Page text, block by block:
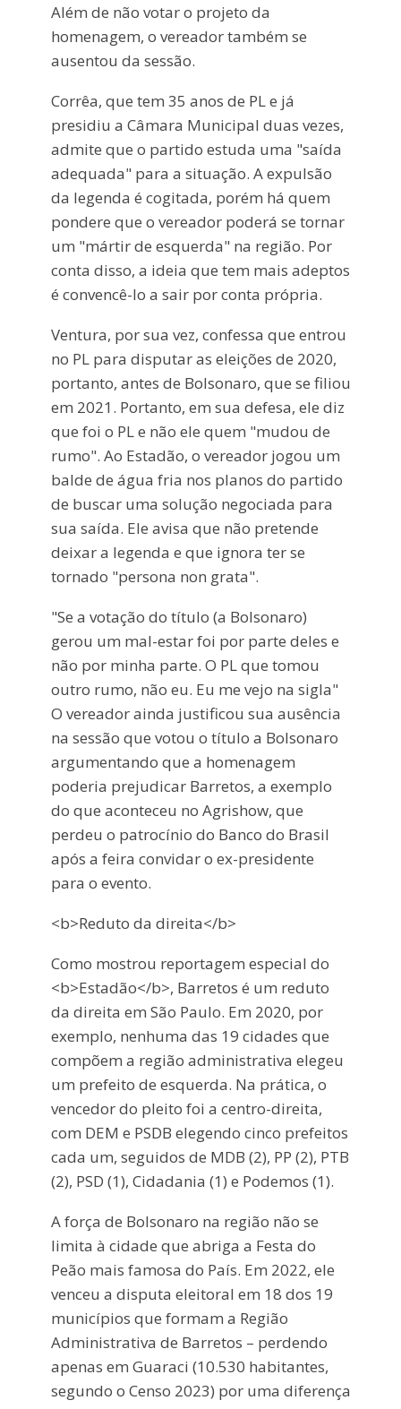
Além de não votar o projeto da
homenagem, o vereador também se
ausentou da sessão.
Corrêa, que tem 35 anos de PL e já
presidiu a Câmara Municipal duas vezes,
admite que o partido estuda uma "saída
adequada" para a situação. A expulsão
da legenda é cogitada, porém há quem
pondere que o vereador poderá se tornar
um "mártir de esquerda" na região. Por
conta disso, a ideia que tem mais adeptos
é convencê-lo a sair por conta própria.
Ventura, por sua vez, confessa que entrou
no PL para disputar as eleições de 2020,
portanto, antes de Bolsonaro, que se filiou
em 2021. Portanto, em sua defesa, ele diz
que foi o PL e não ele quem "mudou de
rumo". Ao Estadão, o vereador jogou um
balde de água fria nos planos do partido
de buscar uma solução negociada para
sua saída. Ele avisa que não pretende
deixar a legenda e que ignora ter se
tornado "persona non grata".
"Se a votação do título (a Bolsonaro)
gerou um mal-estar foi por parte deles e
não por minha parte. O PL que tomou
outro rumo, não eu. Eu me vejo na sigla"
O vereador ainda justificou sua ausência
na sessão que votou o título a Bolsonaro
argumentando que a homenagem
poderia prejudicar Barretos, a exemplo
do que aconteceu no Agrishow, que
perdeu o patrocínio do Banco do Brasil
após a feira convidar o ex-presidente
para o evento.
<b>Reduto da direita</b>
Como mostrou reportagem especial do
<b>Estadão</b>, Barretos é um reduto
da direita em São Paulo. Em 2020, por
exemplo, nenhuma das 19 cidades que
compõem a região administrativa elegeu
um prefeito de esquerda. Na prática, o
vencedor do pleito foi a centro-direita,
com DEM e PSDB elegendo cinco prefeitos
cada um, seguidos de MDB (2), PP (2), PTB
(2), PSD (1), Cidadania (1) e Podemos (1).
A força de Bolsonaro na região não se
limita à cidade que abriga a Festa do
Peão mais famosa do País. Em 2022, ele
venceu a disputa eleitoral em 18 dos 19
municípios que formam a Região
Administrativa de Barretos – perdendo
apenas em Guaraci (10.530 habitantes,
segundo o Censo 2023) por uma diferença